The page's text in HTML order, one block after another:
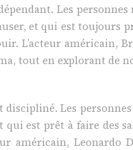
Les
et qui est
L’acteur
tout en explorant de
Les
est prêt à faire des
américain,